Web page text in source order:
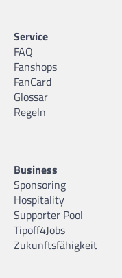
Service
FAQ
Fanshops
FanCard
Glossar
Regeln
Business
Sponsoring
Hospitality
Supporter Pool
Tipoff4Jobs
Zukunftsfähigkeit